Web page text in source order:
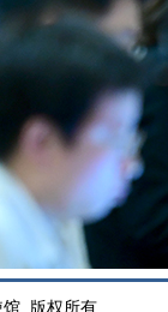
馆 版权所有